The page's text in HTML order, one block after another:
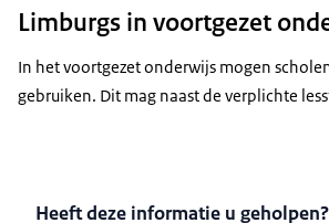
Limburgs in voortgezet
In het voortgezet onderwijs mogen
gebruiken. Dit mag naast de verplichte
Heeft deze informatie u geholpen?